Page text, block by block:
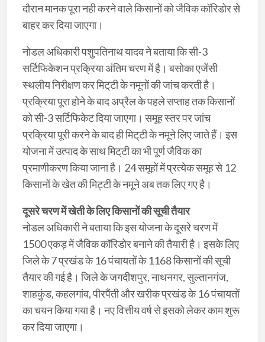
दौरान मानक पूरा नही करने वाले किसानों को‎ जैविक कॉरिडोर से
बाहर कर दिया जाएगा।‎
नोडल‎ अधिकारी पशुपतिनाथ यादव ने‎ बताया कि सी-3
सर्टिफिकेशन‎ प्रक्रिया अंतिम चरण में है। बसोका एजेंसी
स्थलीय निरीक्षण कर मिट्‌टी‎ के नमूनों की जांच करती है।
प्रक्रिया पूरा होने के बाद अप्रैल के पहले सप्ताह तक किसानों
को सी-3 सर्टिफिकेट‎ दिया जाएगा। समूह स्तर पर जांच
प्रक्रिया‎ पूरी करने के बाद ही मिट्‌टी के नमूने लिए जाते हैं। इस
योजना में उत्पाद के साथ मिट्‌टी का भी पूर्ण‎ जैविक का
प्रमाणीकरण किया‎ जाना है। 24 समूहों में प्रत्येक समूह से 12
किसानों के खेत की मिट्टी के नमूने अब तक लिए गए है।
दूसरे चरण में खेती के लिए किसानों की सूची तैयार
नोडल अधिकारी ने‎ बताया कि इस योजना के दूसरे चरण में
1500 एकड़ में जैविक कॉरिडोर बनाने की तैयारी है। इसके लिए
जिले के 7 प्रखंड के 16 पंचायतों के 1168 किसानों की सूची
तैयार की गई है। जिले के जगदीशपुर, नाथनगर, सुल्तानगंज,
शाहकुंड, कहलगांव, पीरपैंती और खरीक प्रखंड के 16 पंचायतों
का चयन किया गया है। नए‎ वित्तीय वर्ष से इसको लेकर काम शुरू
कर दिया जाएगा।‎